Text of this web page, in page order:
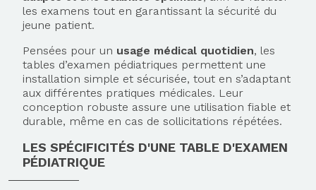
les examens tout en garantissant la sécurité du
jeune patient.
Pensées pour un usage médical quotidien, les
tables d’examen pédiatriques permettent une
installation simple et sécurisée, tout en s’adaptant
aux différentes pratiques médicales. Leur
conception robuste assure une utilisation fiable et
durable, même en cas de sollicitations répétées.
LES SPÉCIFICITÉS D'UNE TABLE D'EXAMEN
PÉDIATRIQUE